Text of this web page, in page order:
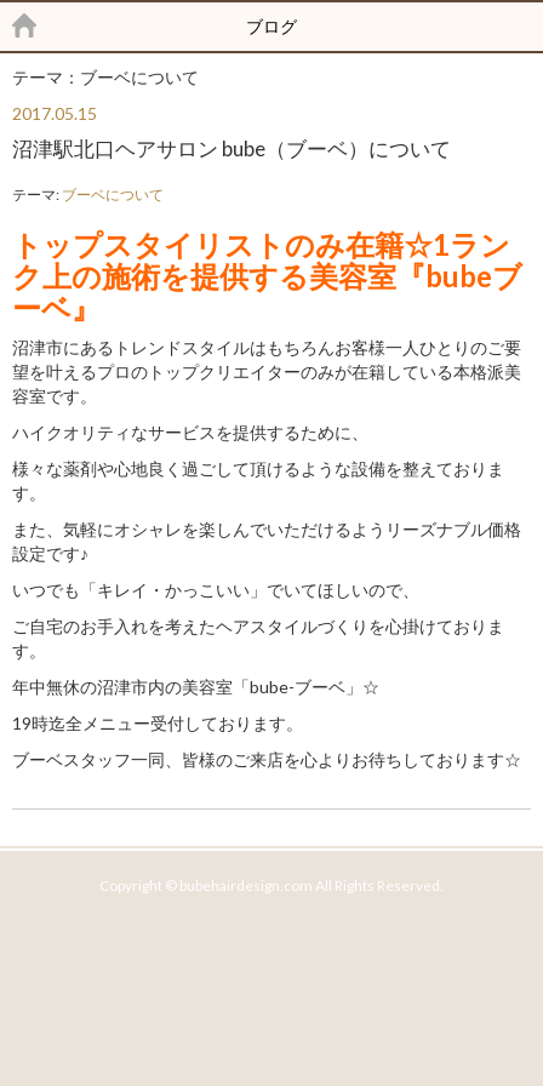
ブログ
テーマ：ブーベについて
2017.05.15
沼津駅北口ヘアサロン bube（ブーベ）について
テーマ: ブーベについて
トップスタイリストのみ在籍☆1ラン
ク上の施術を提供する美容室『bubeブ
ーベ』
沼津市にあるトレンドスタイルはもちろんお客様一人ひとりのご要
望を叶えるプロのトップクリエイターのみが在籍している本格派美
容室です。
ハイクオリティなサービスを提供するために、
様々な薬剤や心地良く過ごして頂けるような設備を整えておりま
す。
また、気軽にオシャレを楽しんでいただけるようリーズナブル価格
設定です♪
いつでも「キレイ・かっこいい」でいてほしいので、
ご自宅のお手入れを考えたヘアスタイルづくりを心掛けておりま
す。
年中無休の沼津市内の美容室「bube-ブーベ」☆
19時迄全メニュー受付しております。
ブーベスタッフ一同、皆様のご来店を心よりお待ちしております☆
Copyright © bubehairdesign.com All Rights Reserved.